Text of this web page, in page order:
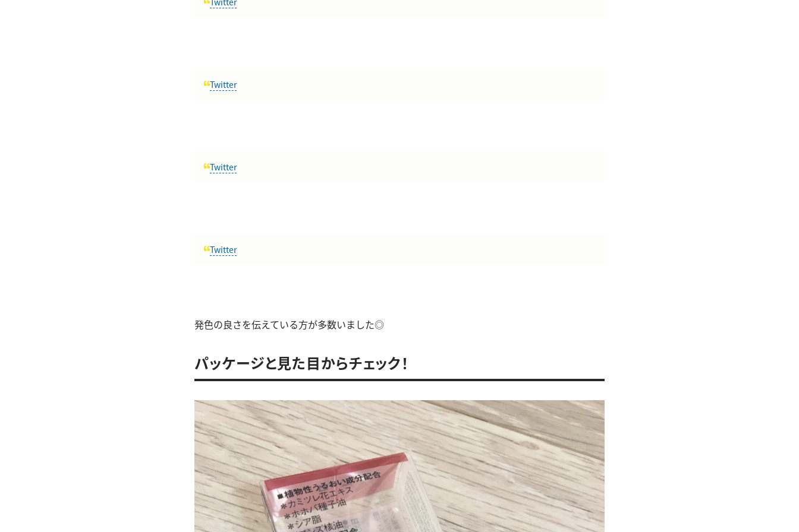
Twitter
Twitter
Twitter
発色の良さを伝えている方が多数いました◎
パッケージと見た目からチェック！